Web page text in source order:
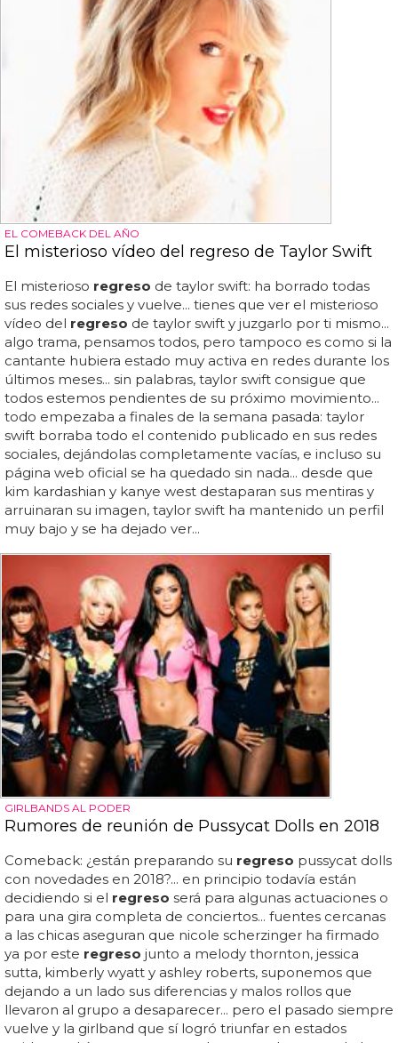
EL COMEBACK DEL AÑO
El misterioso vídeo del regreso de Taylor Swift
El misterioso regreso de taylor swift: ha borrado todas
sus redes sociales y vuelve... tienes que ver el misterioso
vídeo del regreso de taylor swift y juzgarlo por ti mismo...
algo trama, pensamos todos, pero tampoco es como si la
cantante hubiera estado muy activa en redes durante los
últimos meses... sin palabras, taylor swift consigue que
todos estemos pendientes de su próximo movimiento...
todo empezaba a finales de la semana pasada: taylor
swift borraba todo el contenido publicado en sus redes
sociales, dejándolas completamente vacías, e incluso su
página web oficial se ha quedado sin nada... desde que
kim kardashian y kanye west destaparan sus mentiras y
arruinaran su imagen, taylor swift ha mantenido un perfil
muy bajo y se ha dejado ver...
GIRLBANDS AL PODER
Rumores de reunión de Pussycat Dolls en 2018
Comeback: ¿están preparando su regreso pussycat dolls
con novedades en 2018?... en principio todavía están
decidiendo si el regreso será para algunas actuaciones o
para una gira completa de conciertos... fuentes cercanas
a las chicas aseguran que nicole scherzinger ha firmado
ya por este regreso junto a melody thornton, jessica
sutta, kimberly wyatt y ashley roberts, suponemos que
dejando a un lado sus diferencias y malos rollos que
llevaron al grupo a desaparecer... pero el pasado siempre
vuelve y la girlband que sí logró triunfar en estados